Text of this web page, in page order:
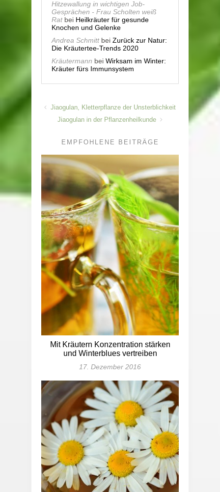
Hitzewallung in wichtigen Job-
Gesprächen - Frau Scholten weiß
Ratbei Heilkräuter für gesunde
Knochen und Gelenke
Andrea Schmittbei Zurück zur Natur:
Die Kräutertee-Trends 2020
Kräutermann bei Wirksam im Winter:
Kräuter fürs Immunsystem
Jiaogulan, Kletterpflanze der Unsterblichkeit
Jiaogulan in der Pflanzenheilkunde
EMPFOHLENE BEITRÄGE
Mit Kräutern Konzentration stärken
und Winterblues vertreiben
17. Dezember 2016